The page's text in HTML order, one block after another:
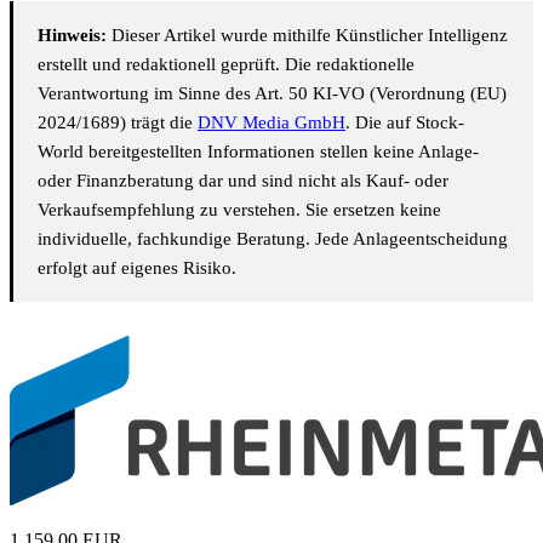
Hinweis: Dieser Artikel wurde mithilfe Künstlicher Intelligenz
erstellt und redaktionell geprüft. Die redaktionelle
Verantwortung im Sinne des Art. 50 KI-VO (Verordnung (EU)
2024/1689) trägt die DNV Media GmbH. Die auf Stock-
World bereitgestellten Informationen stellen keine Anlage-
oder Finanzberatung dar und sind nicht als Kauf- oder
Verkaufsempfehlung zu verstehen. Sie ersetzen keine
individuelle, fachkundige Beratung. Jede Anlageentscheidung
erfolgt auf eigenes Risiko.